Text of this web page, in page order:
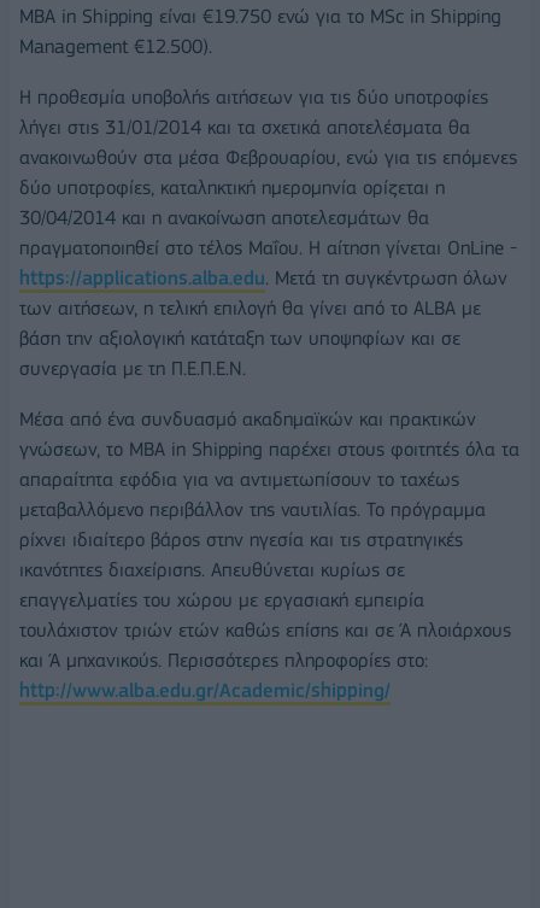
MBA in Shipping είναι €19.750 ενώ για το MSc in Shipping
Management €12.500).
Η προθεσμία υποβολής αιτήσεων για τις δύο υποτροφίες
λήγει στις 31/01/2014 και τα σχετικά αποτελέσματα θα
ανακοινωθούν στα μέσα Φεβρουαρίου, ενώ για τις επόμενες
δύο υποτροφίες, καταληκτική ημερομηνία ορίζεται η
30/04/2014 και η ανακοίνωση αποτελεσμάτων θα
πραγματοποιηθεί στο τέλος Μαΐου. Η αίτηση γίνεται OnLine -
https://applications.alba.edu. Μετά τη συγκέντρωση όλων
των αιτήσεων, η τελική επιλογή θα γίνει από το ALBA με
βάση την αξιολογική κατάταξη των υποψηφίων και σε
συνεργασία με τη Π.Ε.Π.Ε.Ν.
Μέσα από ένα συνδυασμό ακαδημαϊκών και πρακτικών
γνώσεων, το MBA in Shipping παρέχει στους φοιτητές όλα τα
απαραίτητα εφόδια για να αντιμετωπίσουν το ταχέως
μεταβαλλόμενο περιβάλλον της ναυτιλίας. Το πρόγραμμα
ρίχνει ιδιαίτερο βάρος στην ηγεσία και τις στρατηγικές
ικανότητες διαχείρισης. Απευθύνεται κυρίως σε
επαγγελματίες του χώρου με εργασιακή εμπειρία
τουλάχιστον τριών ετών καθώς επίσης και σε Ά πλοιάρχους
και Ά μηχανικούς. Περισσότερες πληροφορίες στο:
http://www.alba.edu.gr/Academic/shipping/